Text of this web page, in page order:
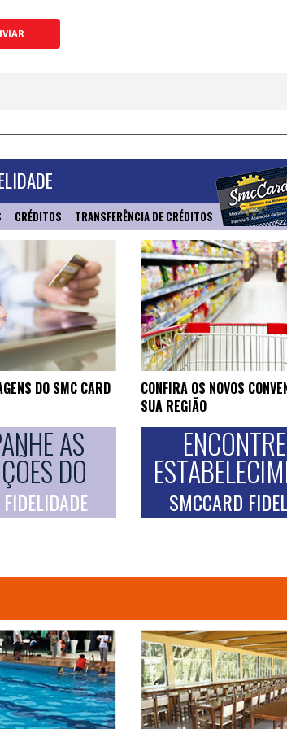
CRÉDITOS TRANSFERÊNCIA DE CRÉDITOS
DO SMC CARD
AS
DO
CONFIRA OS NOVOS
SUA REGIÃO
SMCCARD